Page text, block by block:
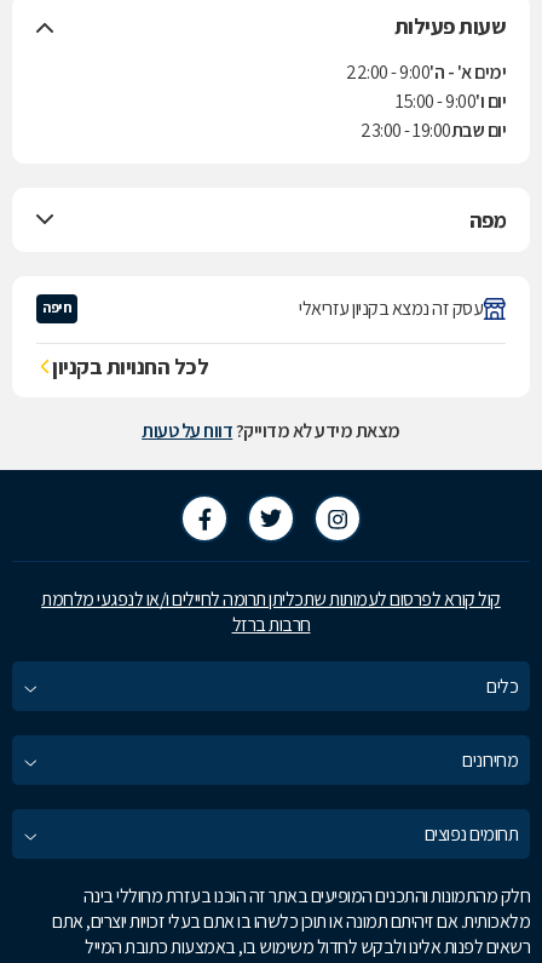
שעות פעילות
ימים א' - ה'9:00 - 22:00
יום ו'9:00 - 15:00
יום שבת19:00 - 23:00
מפה
עסק זה נמצא בקניון עזריאלי חיפה
לכל החנויות בקניון
מצאת מידע לא מדוייק?דווח על טעות
קול קורא לפרסום לעמותות שתכליתן תרומה לחיילים ו/או לנפגעי מלחמת
חרבות ברזל
כלים
מחירונים
תחומים נפוצים
חלק מהתמונות והתכנים המופיעים באתר זה הוכנו בעזרת מחוללי בינה
מלאכותית. אם זיהיתם תמונה או תוכן כלשהו בו אתם בעלי זכויות יוצרים, אתם
רשאים לפנות אלינו ולבקש לחדול משימוש בו, באמצעות כתובת המייל